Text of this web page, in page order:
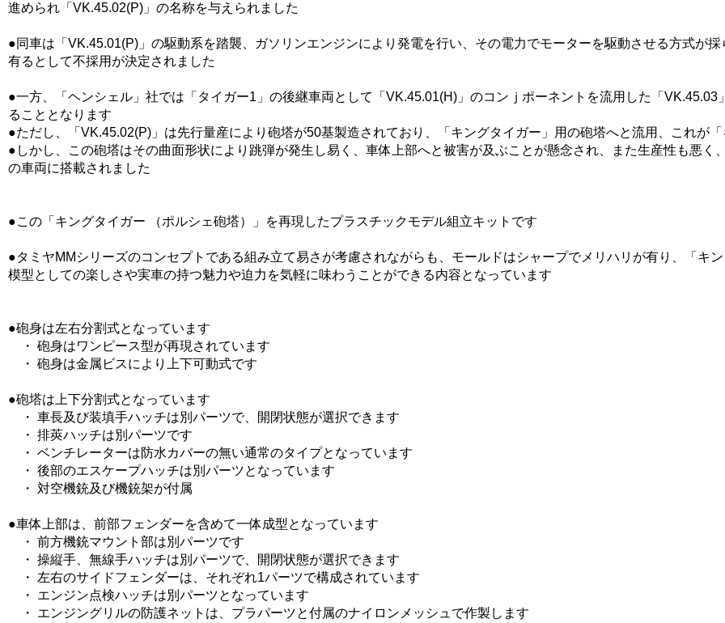
進められ「VK.45.02(P)」の名称を与えられました
●同車は「VK.45.01(P)」の駆動系を踏襲、ガソリンエンジンにより発電を行い、その電力でモーターを駆動させる方式が
有るとして不採用が決定されました
●一方、「ヘンシェル」社では「タイガー1」の後継車両として「VK.45.01(H)」のコンｊポーネントを流用した「
ることとなります
●ただし、「VK.45.02(P)」は先行量産により砲塔が50基製造されており、「キングタイガー」用の砲塔へと流用、これが
●しかし、この砲塔はその曲面形状により跳弾が発生し易く、車体上部へと被害が及ぶことが懸念され、また生産性も悪
の車両に搭載されました
●この「キングタイガー （ポルシェ砲塔）」を再現したプラスチックモデル組立キットです
●タミヤMMシリーズのコンセプトである組み立て易さが考慮されながらも、モールドはシャープでメリハリが有り、「キ
模型としての楽しさや実車の持つ魅力や迫力を気軽に味わうことができる内容となっています
●砲身は左右分割式となっています
・ 砲身はワンピース型が再現されています
・ 砲身は金属ビスにより上下可動式です
●砲塔は上下分割式となっています
・ 車長及び装填手ハッチは別パーツで、開閉状態が選択できます
・ 排莢ハッチは別パーツです
・ ベンチレーターは防水カバーの無い通常のタイプとなっています
・ 後部のエスケープハッチは別パーツとなっています
・ 対空機銃及び機銃架が付属
●車体上部は、前部フェンダーを含めて一体成型となっています
・ 前方機銃マウント部は別パーツです
・ 操縦手、無線手ハッチは別パーツで、開閉状態が選択できます
・ 左右のサイドフェンダーは、それぞれ1パーツで構成されています
・ エンジン点検ハッチは別パーツとなっています
・ エンジングリルの防護ネットは、プラパーツと付属のナイロンメッシュで作製します